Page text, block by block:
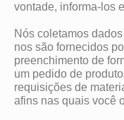
vontade, informa-los
Nós coletamos
nos são fornecidos
preenchimento de
um pedido de
requisições de
afins nas quais você